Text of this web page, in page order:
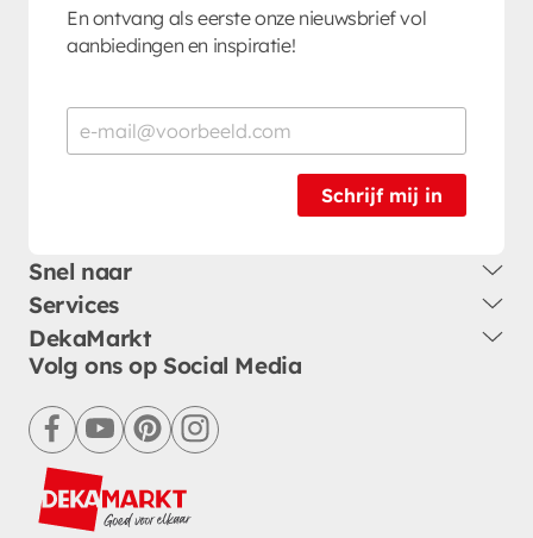
En ontvang als eerste onze nieuwsbrief vol
aanbiedingen en inspiratie!
Schrijf mij in
Snel naar
Services
DekaMarkt
Volg ons op Social Media
facebookyoutubepinterestinstagram